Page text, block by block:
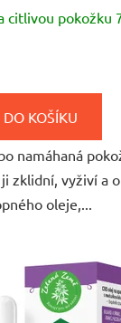
citlivou pokožku
DO KOŠÍKU
namáhaná
zklidní, vyživí a
oleje,...